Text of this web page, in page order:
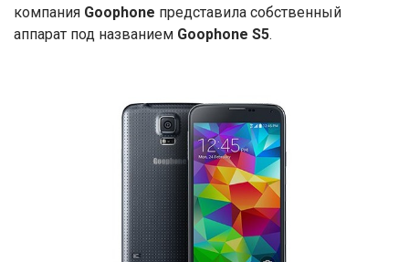
компания Goophone представила собственный
аппарат под названием Goophone S5.